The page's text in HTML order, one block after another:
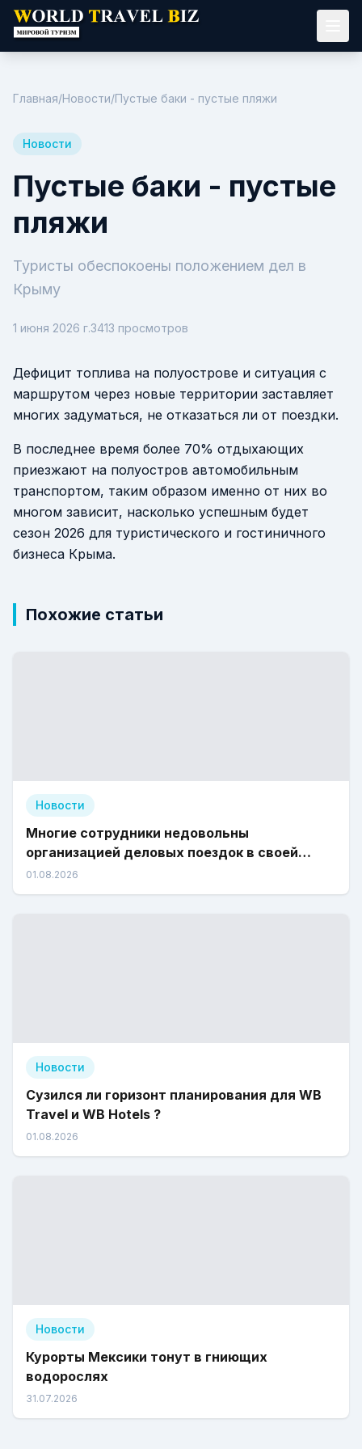
Главная/Новости/Пустые баки - пустые пляжи
Новости
Пустые баки - пустые
пляжи
Туристы обеспокоены положением дел в
Крыму
1 июня 2026 г.3413 просмотров
Дефицит топлива на полуострове и ситуация с
маршрутом через новые территории заставляет
многих задуматься, не отказаться ли от поездки.
В последнее время более 70% отдыхающих
приезжают на полуостров автомобильным
транспортом, таким образом именно от них во
многом зависит, насколько успешным будет
сезон 2026 для туристического и гостиничного
бизнеса Крыма.
Похожие статьи
Новости
Многие сотрудники недовольны
организацией деловых поездок в своей
компании
01.08.2026
Новости
Сузился ли горизонт планирования для WB
Travel и WB Hotels ?
01.08.2026
Новости
Курорты Мексики тонут в гниющих
водорослях
31.07.2026